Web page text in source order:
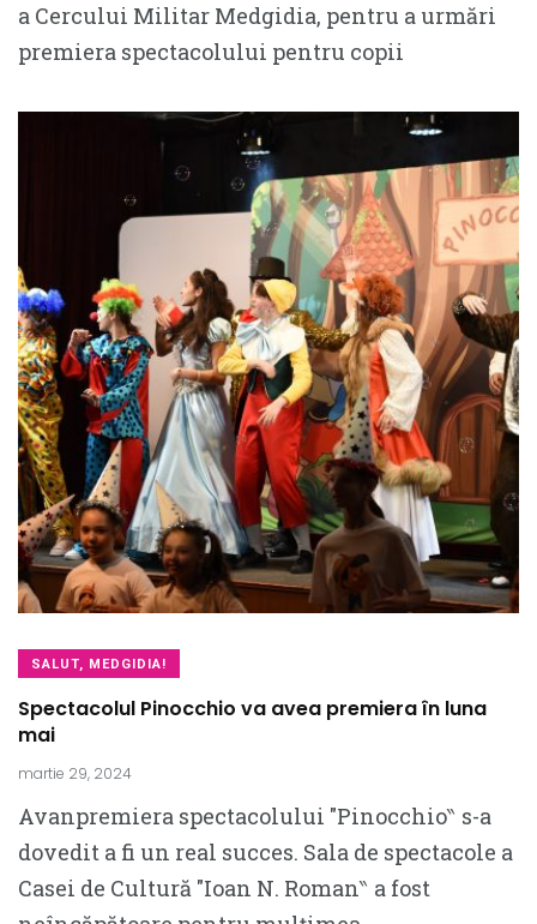
a Cercului Militar Medgidia, pentru a urmări
premiera spectacolului pentru copii
SALUT, MEDGIDIA!
Spectacolul Pinocchio va avea premiera în luna
mai
martie 29, 2024
Avanpremiera spectacolului ″Pinocchio‶ s-a
dovedit a fi un real succes. Sala de spectacole a
Casei de Cultură ″Ioan N. Roman‶ a fost